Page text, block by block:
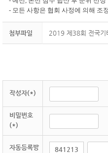
- 모든 사항은 협회 사정에 의해 조
첨부파일 2019 제38회 전국기
작성자(*)
비밀번호
(*)
자동등록방